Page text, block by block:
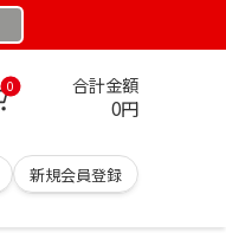
0 合計金額
0円
新規会員登録